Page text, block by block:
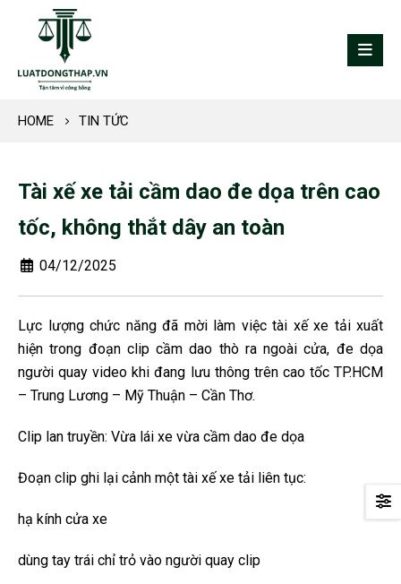
HOME TIN TỨC
Tài xế xe tải cầm dao đe dọa trên cao
tốc, không thắt dây an toàn
04/12/2025
Lực lượng chức năng đã mời làm việc tài xế xe tải xuất
hiện trong đoạn clip cầm dao thò ra ngoài cửa, đe dọa
người quay video khi đang lưu thông trên cao tốc TP.HCM
– Trung Lương – Mỹ Thuận – Cần Thơ.
Clip lan truyền: Vừa lái xe vừa cầm dao đe dọa
Đoạn clip ghi lại cảnh một tài xế xe tải liên tục:
hạ kính cửa xe
dùng tay trái chỉ trỏ vào người quay clip